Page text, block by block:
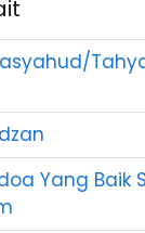
Yang Baik